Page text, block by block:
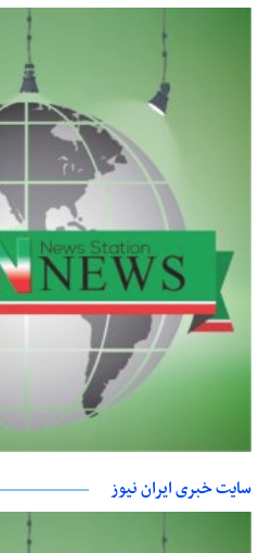
سایت خبری ایران نیوز